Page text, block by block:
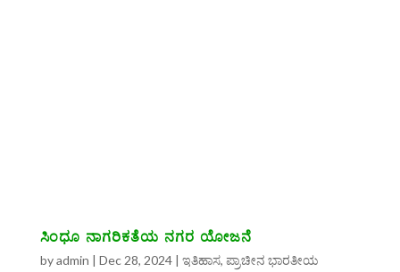
ಸಿಂಧೂ ನಾಗರಿಕತೆಯ ನಗರ ಯೋಜನೆ
byadmin | Dec 28, 2024| ಇತಿಹಾಸ, ಪ್ರಾಚೀನ ಭಾರತೀಯ